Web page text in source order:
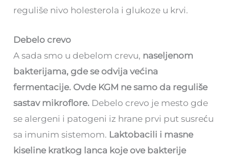
reguliše nivo holesterola i glukoze u krvi.
Debelo crevo
A sada smo u debelom crevu, naseljenom
bakterijama, gde se odvija većina
fermentacije. Ovde KGM ne samo da reguliše
sastav mikroflore. Debelo crevo je mesto gde
se alergeni i patogeni iz hrane prvi put susreću
sa imunim sistemom. Laktobacili i masne
kiseline kratkog lanca koje ove bakterije